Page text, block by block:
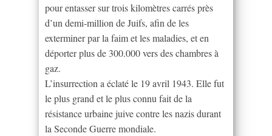
pour entasser sur trois kilomètres carrés près
d’un demi-million de Juifs, afin de les
exterminer par la faim et les maladies, et en
déporter plus de 300.000 vers des chambres à
gaz.
L’insurrection a éclaté le 19 avril 1943. Elle fut
le plus grand et le plus connu fait de la
résistance urbaine juive contre les nazis durant
la Seconde Guerre mondiale.